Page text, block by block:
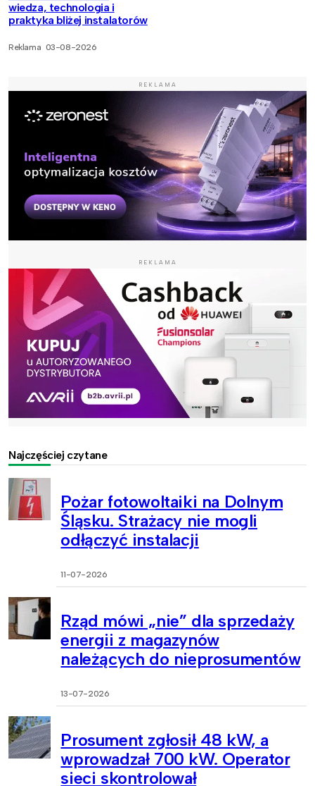
wiedza, technologia i
praktyka bliżej instalatorów
Reklama 03-08-2026
REKLAMA
REKLAMA
Najczęściej czytane
Pożar fotowoltaiki na Dolnym
Śląsku. Strażacy nie mogli
odłączyć instalacji
11-07-2026
Rząd mówi „nie” dla sprzedaży
energii z magazynów
należących do nieprosumentów
13-07-2026
Prosument zgłosił 48 kW, a
wprowadzał 700 kW. Operator
sieci skontrolował